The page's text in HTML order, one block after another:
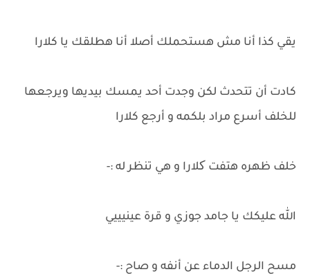
يقي كذا أنا مش هستحملك أصلا أنا هطلقك يا كلارا
كادت أن تتحدث لكن وجدت أحد يمسك بيديها ويرجعها
للخلف أسرع مراد بلكمه و أرجع كلارا
خلف ظهره هتفت کلارا و هي تنظر له :-
الله عليكك يا جامد جوزي و قرة عينيييي
مسح الرجل الدماء عن أنفه و صاح :-